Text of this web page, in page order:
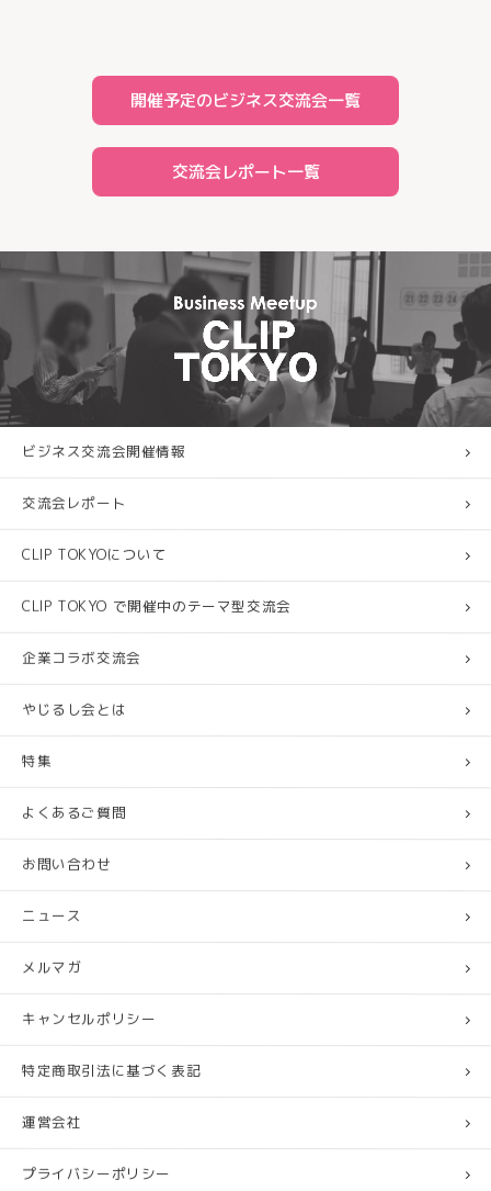
開催予定のビジネス交流会一覧
交流会レポート一覧
ビジネス交流会開催情報
交流会レポート
CLIP TOKYOについて
CLIP TOKYO で開催中のテーマ型交流会
企業コラボ交流会
やじるし会とは
特集
よくあるご質問
お問い合わせ
ニュース
メルマガ
キャンセルポリシー
特定商取引法に基づく表記
運営会社
プライバシーポリシー